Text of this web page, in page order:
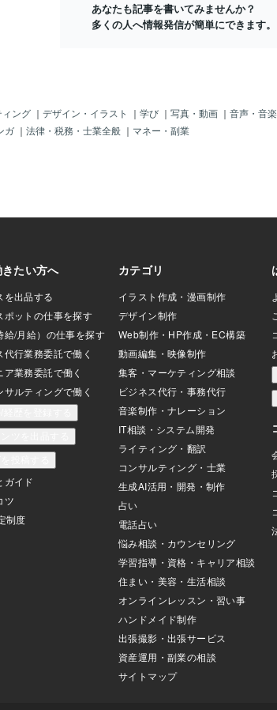
のものになってしまいます。このタイプ
の絵でいつも苦労するのは黒い動物の場
り、カケアミ、白抜きで表現するので、
アナログで描くときは大変ですが。デジ
タルの場合は普通の動物を描くよりも簡
あなたも記事を書いてみませんか？
多くの人へ情報発信が簡単にできます。
ィング ｜ デザイン・イラスト ｜ 学び ｜ 写真・動画 ｜ 音声・音楽
ガ ｜ 法律・税務・士業全般 ｜ マネー・副業